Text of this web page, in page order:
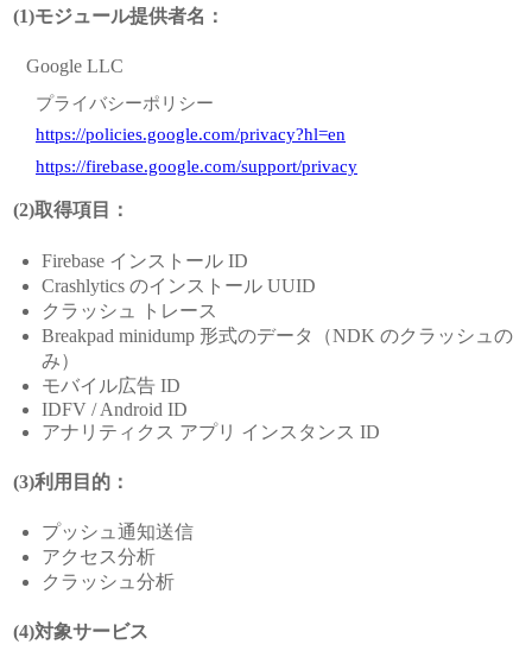
(1)モジュール提供者名：
Google LLC
プライバシーポリシー
https://policies.google.com/privacy?hl=en
https://firebase.google.com/support/privacy
(2)取得項目：
Firebase インストール ID
Crashlytics のインストール UUID
クラッシュ トレース
Breakpad minidump 形式のデータ（NDK のクラッシュの
み）
モバイル広告 ID
IDFV / Android ID
アナリティクス アプリ インスタンス ID
(3)利用目的：
プッシュ通知送信
アクセス分析
クラッシュ分析
(4)対象サービス